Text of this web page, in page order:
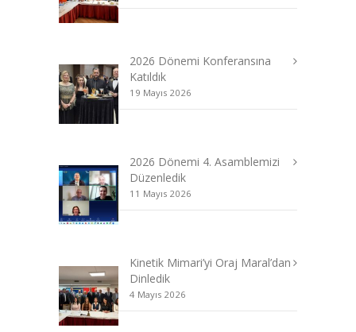
2026 Dönemi Konferansına
Katıldık
19 Mayıs 2026
2026 Dönemi 4. Asamblemizi
Düzenledik
11 Mayıs 2026
Kinetik Mimari’yi Oraj Maral’dan
Dinledik
4 Mayıs 2026